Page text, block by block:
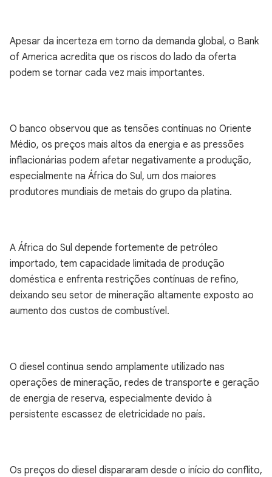
Apesar da incerteza em torno da demanda global, o Bank
of America acredita que os riscos do lado da oferta
podem se tornar cada vez mais importantes.
O banco observou que as tensões contínuas no Oriente
Médio, os preços mais altos da energia e as pressões
inflacionárias podem afetar negativamente a produção,
especialmente na África do Sul, um dos maiores
produtores mundiais de metais do grupo da platina.
A África do Sul depende fortemente de petróleo
importado, tem capacidade limitada de produção
doméstica e enfrenta restrições contínuas de refino,
deixando seu setor de mineração altamente exposto ao
aumento dos custos de combustível.
O diesel continua sendo amplamente utilizado nas
operações de mineração, redes de transporte e geração
de energia de reserva, especialmente devido à
persistente escassez de eletricidade no país.
Os preços do diesel dispararam desde o início do conflito,